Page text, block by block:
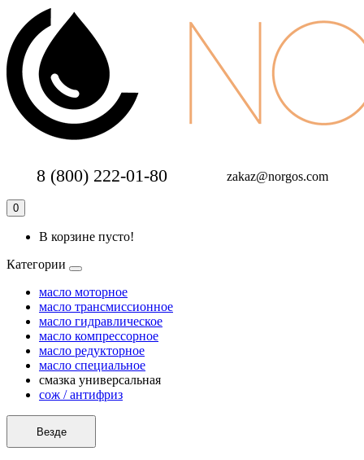
8 (800) 222-01-80 zakaz@norgos.com
0
В корзине пусто!
Категории
масло моторное
масло трансмиссионное
масло гидравлическое
масло компрессорное
масло редукторное
масло специальное
смазка универсальная
сож / антифриз
Везде